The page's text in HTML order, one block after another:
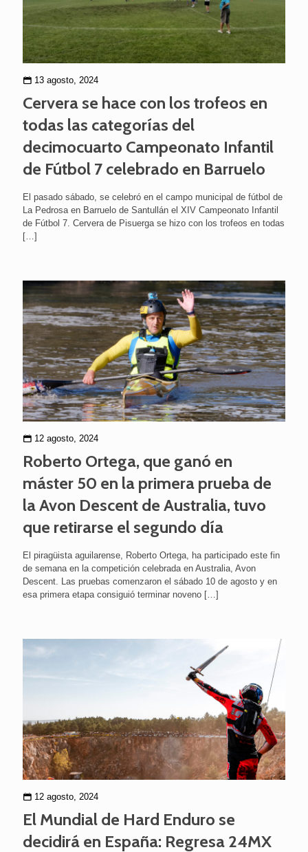
13 agosto, 2024
Cervera se hace con los trofeos en
todas las categorías del
decimocuarto Campeonato Infantil
de Fútbol 7 celebrado en Barruelo
El pasado sábado, se celebró en el campo municipal de fútbol de
La Pedrosa en Barruelo de Santullán el XIV Campeonato Infantil
de Fútbol 7. Cervera de Pisuerga se hizo con los trofeos en todas
[…]
12 agosto, 2024
Roberto Ortega, que ganó en
máster 50 en la primera prueba de
la Avon Descent de Australia, tuvo
que retirarse el segundo día
El piragüista aguilarense, Roberto Ortega, ha participado este fin
de semana en la competición celebrada en Australia, Avon
Descent. Las pruebas comenzaron el sábado 10 de agosto y en
esa primera etapa consiguió terminar noveno […]
12 agosto, 2024
El Mundial de Hard Enduro se
decidirá en España: Regresa 24MX